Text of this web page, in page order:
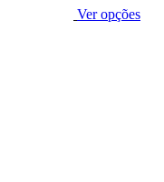
Ver opções